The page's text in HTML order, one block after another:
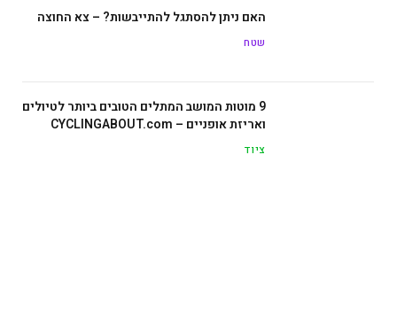
האם ניתן להסתגל להתייבשות? – צא החוצה
שטח
9 מוטות המושב המתלים הטובים ביותר לטיולים
ואריזת אופניים – CYCLINGABOUT.com
ציוד